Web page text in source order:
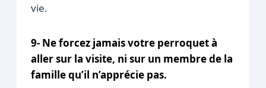
vie.
9- Ne forcez jamais votre perroquet à
aller sur la visite, ni sur un membre de la
famille qu’il n’apprécie pas.